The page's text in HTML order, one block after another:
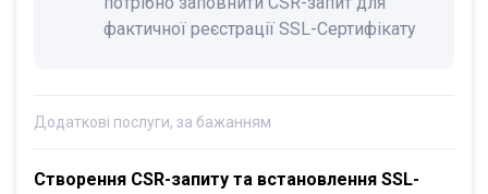
фактичної реєстрації SSL-Сертифікату
Додаткові послуги, за бажанням
Створення CSR-запиту та встановлення SSL-